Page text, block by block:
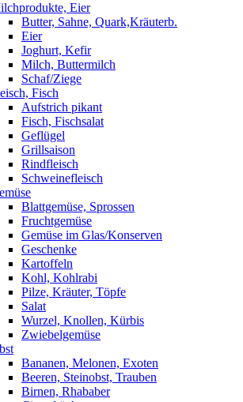
Eier
Butter, Sahne, Quark,Kräuterb.
Eier
Joghurt, Kefir
Milch, Buttermilch
Schaf/Ziege
Fisch
Aufstrich pikant
Fisch, Fischsalat
Geflügel
Grillsaison
Rindfleisch
Schweinefleisch
Blattgemüse, Sprossen
Fruchtgemüse
Gemüse im Glas/Konserven
Geschenke
Kartoffeln
Kohl, Kohlrabi
Pilze, Kräuter, Töpfe
Salat
Wurzel, Knollen, Kürbis
Zwiebelgemüse
Bananen, Melonen, Exoten
Beeren, Steinobst, Trauben
Birnen, Rhababer